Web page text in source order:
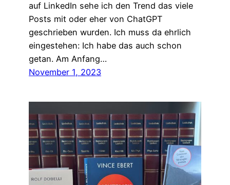
auf LinkedIn sehe ich den Trend das viele
Posts mit oder eher von ChatGPT
geschrieben wurden. Ich muss da ehrlich
eingestehen: Ich habe das auch schon
getan. Am Anfang…
November 1, 2023